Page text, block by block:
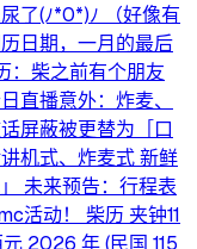
了(⁠ﾉ⁠*⁠0⁠*⁠)⁠ﾉ （好像有
日期，一月的最后
：柴之前有个朋友
直播意外：炸麦、
屏蔽被更替为［口
机式、炸麦式 新鲜
未来预告：行程表
活动！ 柴历 夹钟11
2026 年 (民国 115